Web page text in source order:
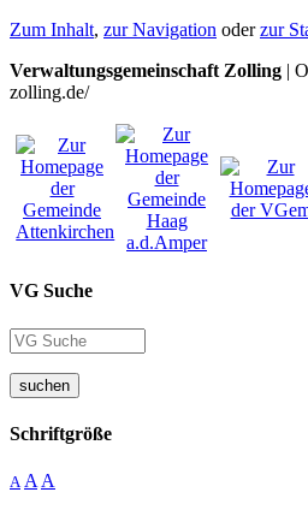
Zum Inhalt, zur Navigation oderzur
Verwaltungsgemeinschaft Zolling |
zolling.de/
VG Suche
suchen
Schriftgröße
A A A